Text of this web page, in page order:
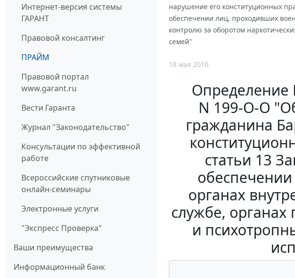
Интернет-версия системы
ГАРАНТ
Правовой консалтинг
ПРАЙМ
Правовой портал
www.garant.ru
Вести Гаранта
Журнал "Законодательство"
Консультации по эффективной
работе
Всероссийские спутниковые
онлайн-семинары
Электронные услуги
"Экспресс Проверка"
Ваши преимущества
Информационный банк
нарушение его конституционных
обеспечении лиц, проходивших
контролю за оборотом
семей"
18 мая 2016
Определение
N 199-О-О
гражданина
статьи 13
органах
службе, органах
и